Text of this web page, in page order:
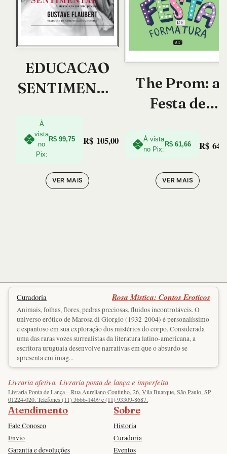
EDUCACAO
SENTIMENTA
À
vista
no
Pix:
R$ 99,75 R$ 105,00
VER MAIS
The Prom: a
Festa de
À vista
no Pix:
R$ 61,66 R$
VER MAIS
Curadoria Rosa Mistica: Contos Eroticos
Animais, folhas, flores, pedras preciosas, fluidos incontroláveis. O
universo erótico de Marosa di Giorgio (1932-2004) é personalíssimo
e espantoso em sua exploração dos mistérios do corpo. Considerada
uma das raras vozes surrealistas da literatura latino-americana, a
escritora uruguaia desenvolve narrativas em que o absurdo se
apresenta em imag...
Livraria afetiva. Livraria ponta de lança e imperfeita
Livraria Ponta de Lança – Rua Aureliano Coutinho, 26, Vila Buarque, São Paulo, SP
01224-020. Telefones (11) 3666-1409 e (11) 93309-8687.
Atendimento
Fale Conosco
Envio
Garantia e devoluções
Sobre
Historia
Curadoria
Eventos